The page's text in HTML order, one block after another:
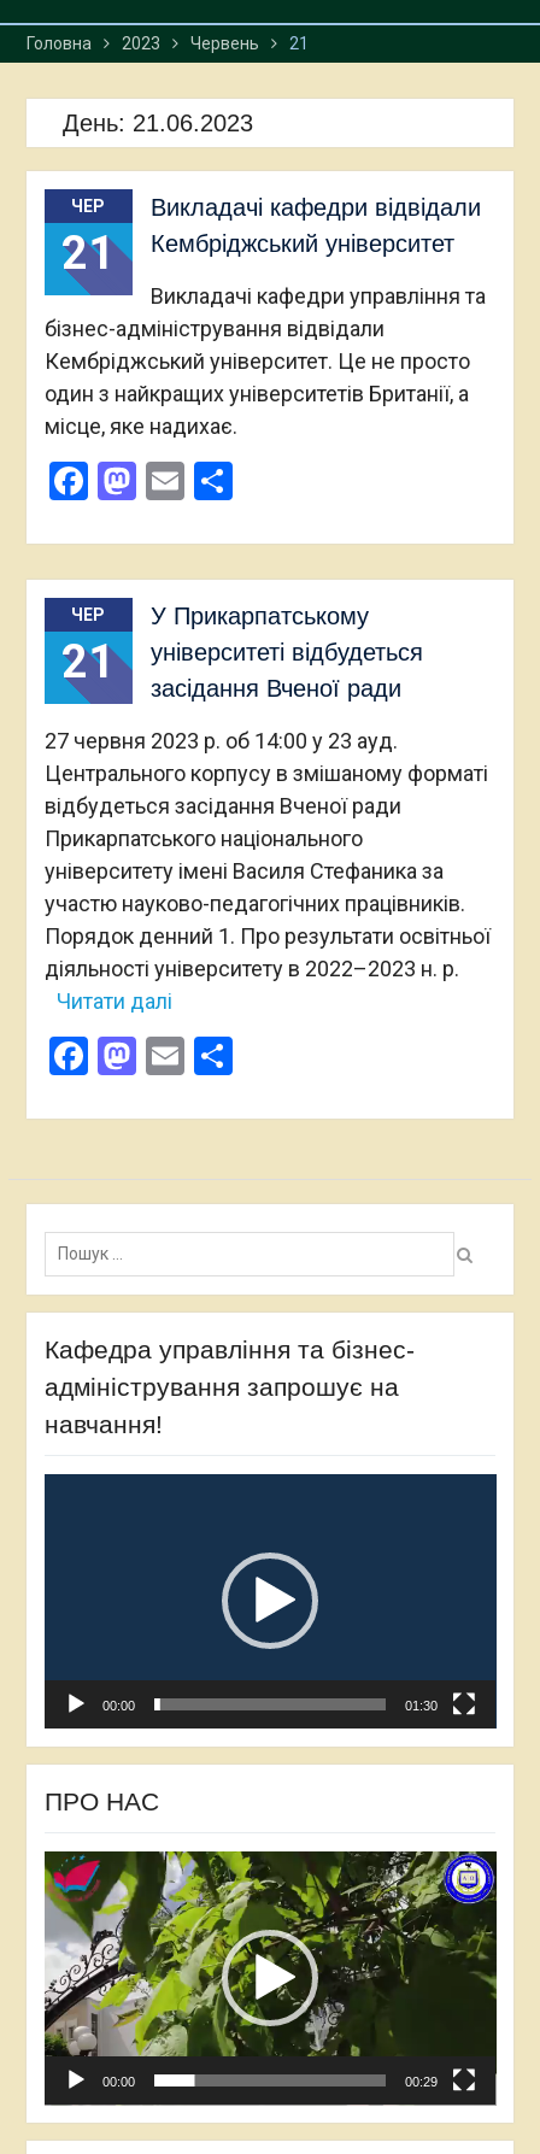
Головна 2023 Червень 21
День: 21.06.2023
ЧЕР
21
Викладачі кафедри відвідали
Кембріджський університет
Викладачі кафедри управління та
бізнес-адміністрування відвідали
Кембріджський університет. Це не просто
один з найкращих університетів Британії, а
місце, яке надихає.
Facebook
Mastodon
EmailПоділитися
ЧЕР
21
У Прикарпатському
університеті відбудеться
засідання Вченої ради
27 червня 2023 р. об 14:00 у 23 ауд.
Центрального корпусу в змішаному форматі
відбудеться засідання Вченої ради
Прикарпатського національного
університету імені Василя Стефаника за
участю науково-педагогічних працівників.
Порядок денний 1. Про результати освітньої
діяльності університету в 2022–2023 н. р.
Читати далі
Facebook
Mastodon
EmailПоділитися
Пошук:
Кафедра управління та бізнес-
адміністрування запрошує на
навчання!
00:00 01:30
ПРО НАС
Відеопрогравач
00:00 00:29